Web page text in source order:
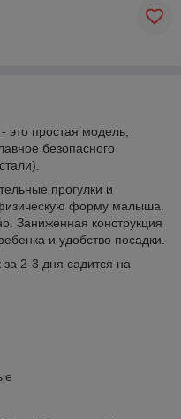
- это простая модель,
безопасного
прогулки и
форму малыша.
Заниженная конструкция
и удобство посадки.
2-3 дня садится на